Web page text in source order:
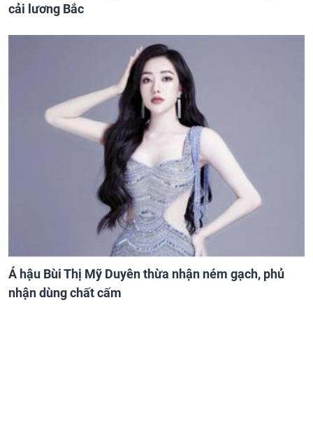
cải lương Bắc
Á hậu Bùi Thị Mỹ Duyên thừa nhận ném gạch, phủ
nhận dùng chất cấm